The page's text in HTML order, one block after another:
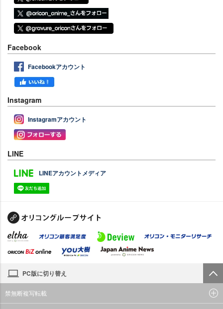
Facebook
Facebookアカウント
Instagram
Instagramアカウント
LINE
LINEアカウントメディア
PC版に切り替え
禁無断複写転載